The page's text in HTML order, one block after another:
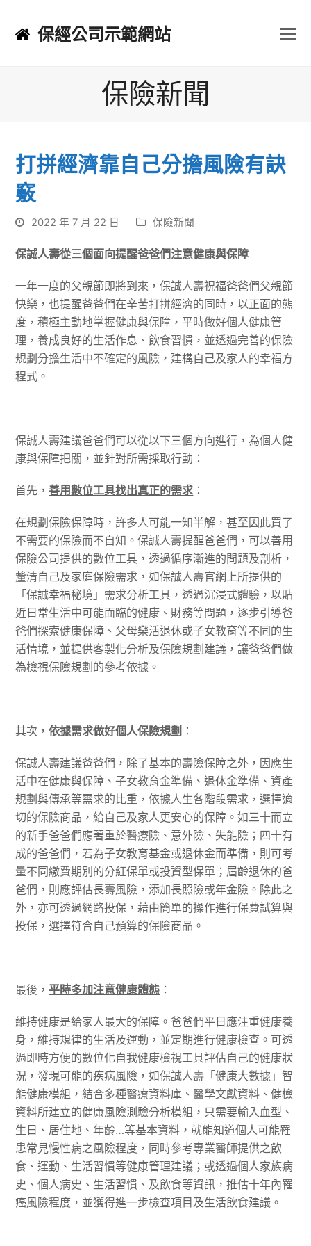
保經公司示範網站
保險新聞
打拼經濟靠自己分擔風險有訣
竅
2022 年 7 月 22 日 保險新聞
保誠人壽從三個面向提醒爸爸們注意健康與保障
一年一度的父親節即將到來，保誠人壽祝福爸爸們父親節
快樂，也提醒爸爸們在辛苦打拼經濟的同時，以正面的態
度，積極主動地掌握健康與保障，平時做好個人健康管
理，養成良好的生活作息、飲食習慣，並透過完善的保險
規劃分擔生活中不確定的風險，建構自己及家人的幸福方
程式。
保誠人壽建議爸爸們可以從以下三個方向進行，為個人健
康與保障把關，並針對所需採取行動：
首先，善用數位工具找出真正的需求 ：
在規劃保險保障時，許多人可能一知半解，甚至因此買了
不需要的保險而不自知。保誠人壽提醒爸爸們，可以善用
保險公司提供的數位工具，透過循序漸進的問題及剖析，
釐清自己及家庭保險需求，如保誠人壽官網上所提供的
「保誠幸福秘境」需求分析工具，透過沉浸式體驗，以貼
近日常生活中可能面臨的健康、財務等問題，逐步引導爸
爸們探索健康保障、父母樂活退休或子女教育等不同的生
活情境，並提供客製化分析及保險規劃建議，讓爸爸們做
為檢視保險規劃的參考依據。
其次，依據需求做好個人保險規劃 ：
保誠人壽建議爸爸們，除了基本的壽險保障之外，因應生
活中在健康與保障、子女教育金準備、退休金準備、資產
規劃與傳承等需求的比重，依據人生各階段需求，選擇適
切的保險商品，給自己及家人更安心的保障。如三十而立
的新手爸爸們應著重於醫療險、意外險、失能險；四十有
成的爸爸們，若為子女教育基金或退休金而準備，則可考
量不同繳費期別的分紅保單或投資型保單；屆齡退休的爸
爸們，則應評估長壽風險，添加長照險或年金險。除此之
外，亦可透過網路投保，藉由簡單的操作進行保費試算與
投保，選擇符合自己預算的保險商品。
最後，平時多加注意健康體態 ：
維持健康是給家人最大的保障。爸爸們平日應注重健康養
身，維持規律的生活及運動，並定期進行健康檢查。可透
過即時方便的數位化自我健康檢視工具評估自己的健康狀
況，發現可能的疾病風險，如保誠人壽「健康大數據」智
能健康模組，結合多種醫療資料庫、醫學文獻資料、健檢
資料所建立的健康風險測驗分析模組，只需要輸入血型、
生日、居住地、年齡…等基本資料，就能知道個人可能罹
患常見慢性病之風險程度，同時參考專業醫師提供之飲
食、運動、生活習慣等健康管理建議；或透過個人家族病
史、個人病史、生活習慣、及飲食等資訊，推估十年內罹
癌風險程度，並獲得進一步檢查項目及生活飲食建議。